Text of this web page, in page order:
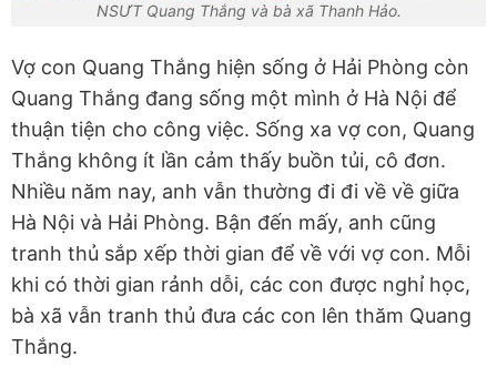
NSƯT Quang Thắng và bà xã Thanh Hảo.
Vợ con Quang Thắng hiện sống ở Hải Phòng còn
Quang Thắng đang sống một mình ở Hà Nội để
thuận tiện cho công việc. Sống xa vợ con, Quang
Thắng không ít lần cảm thấy buồn tủi, cô đơn.
Nhiều năm nay, anh vẫn thường đi đi về về giữa
Hà Nội và Hải Phòng. Bận đến mấy, anh cũng
tranh thủ sắp xếp thời gian để về với vợ con. Mỗi
khi có thời gian rảnh dỗi, các con được nghỉ học,
bà xã vẫn tranh thủ đưa các con lên thăm Quang
Thắng.